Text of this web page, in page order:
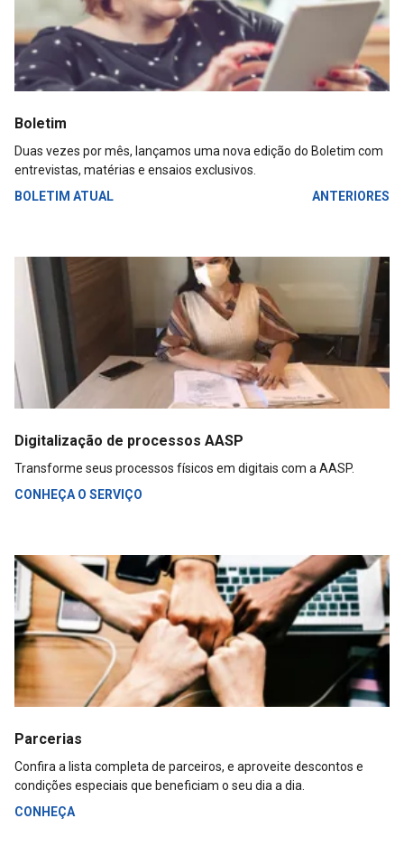
Boletim
Duas vezes por mês, lançamos uma nova edição do Boletim com
entrevistas, matérias e ensaios exclusivos.
BOLETIM ATUAL
ANTERIORES
Digitalização de processos AASP
Transforme seus processos físicos em digitais com a AASP.
CONHEÇA O SERVIÇO
Parcerias
Confira a lista completa de parceiros, e aproveite descontos e
condições especiais que beneficiam o seu dia a dia.
CONHEÇA